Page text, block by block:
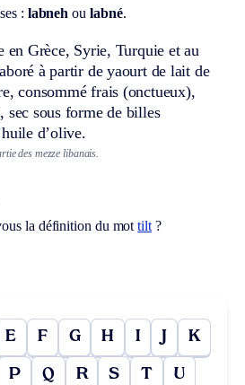
: labneh ou labné.
en Grèce, Syrie, Turquie et au
à partir de yaourt de lait de
consommé frais (onctueux),
sec sous forme de billes
d’olive.
des mezze libanais.
la définition du mottilt?
E F G H I J K
P Q R S T U